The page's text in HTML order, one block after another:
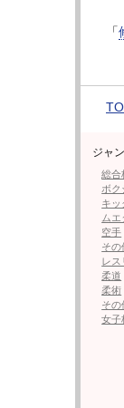
●
「
ジャ
総合
ボク
キッ
ムエ
空手
その
レス
柔道
柔術
その
女子